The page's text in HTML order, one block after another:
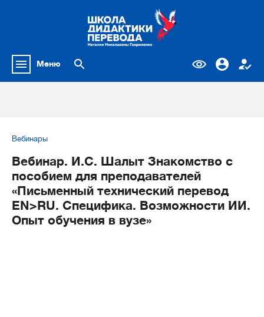
Меню
Вебинары
Вебинар. И.С. Шалыт Знакомство с
пособием для преподавателей
«Письменный технический перевод
EN>RU. Специфика. Возможности ИИ.
Опыт обучения в вузе»